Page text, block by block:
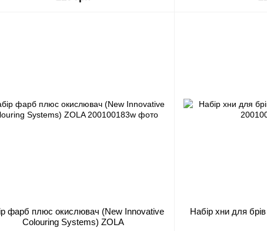
фарб плюс окислювач (New Innovative
Colouring Systems) ZOLA
Набір хни для брів